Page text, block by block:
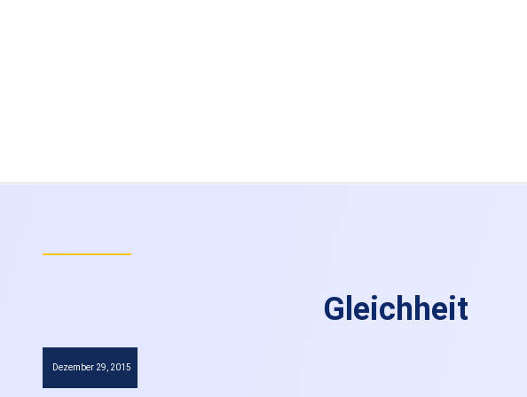
Gleichheit
Dezember 29, 2015